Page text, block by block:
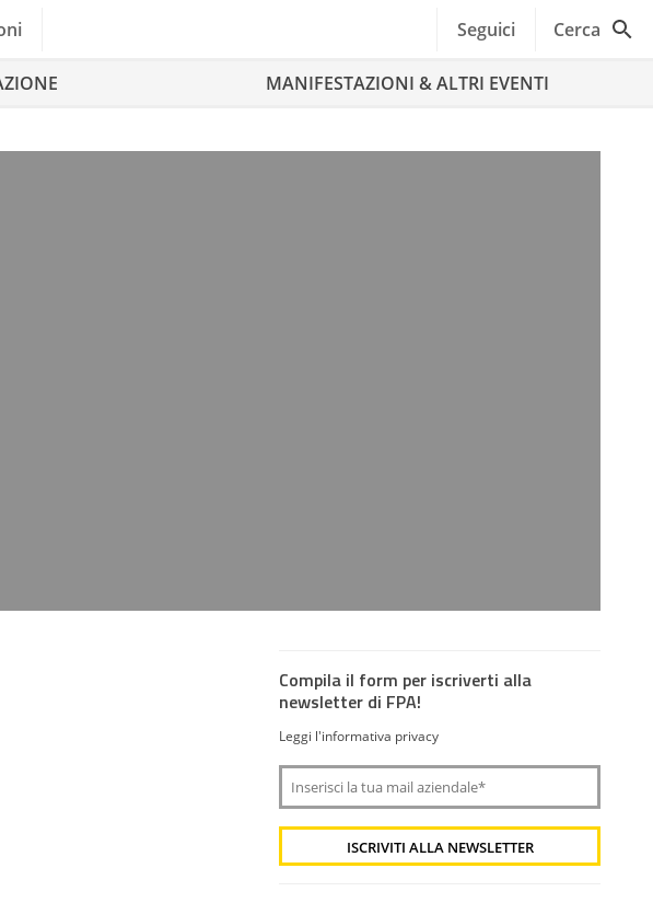
Seguici Cerca
MANIFESTAZIONI & ALTRI EVENTI
Compila il form per iscriverti alla
newsletter di FPA!
Leggi l'informativa privacy